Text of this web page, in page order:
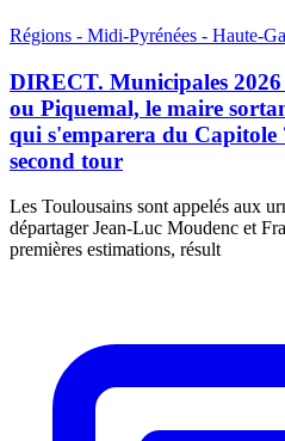
Régions - Midi-Pyrénées - Haute-
DIRECT. Municipales
ou Piquemal, le maire
qui s'emparera du Capitole
second tour
Les Toulousains sont appelés aux
départager Jean-Luc Moudenc et
premières estimations, résult